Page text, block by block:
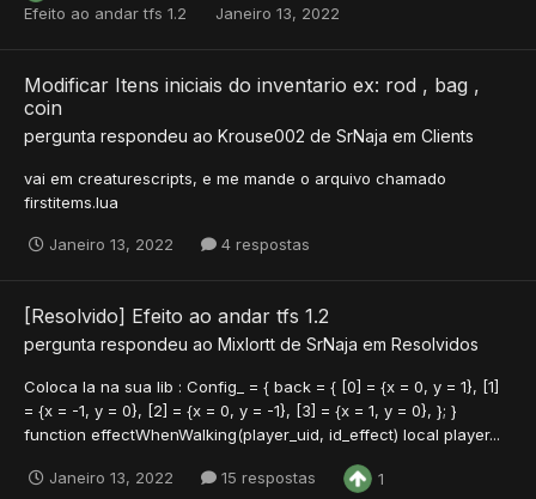
Efeito ao andar tfs 1.2
Janeiro 13, 2022
Modificar Itens iniciais do inventario ex: rod , bag ,
coin
pergunta respondeu ao Krouse002 de SrNaja em Clients
vai em creaturescripts, e me mande o arquivo chamado
firstitems.lua
Janeiro 13, 2022 4 respostas
[Resolvido] Efeito ao andar tfs 1.2
pergunta respondeu ao Mixlortt de SrNaja em Resolvidos
Coloca la na sua lib : Config_ = { back = { [0] = {x = 0, y = 1}, [1]
= {x = -1, y = 0}, [2] = {x = 0, y = -1}, [3] = {x = 1, y = 0}, }; }
function effectWhenWalking(player_uid, id_effect) local player...
Janeiro 13, 2022 15 respostas 1